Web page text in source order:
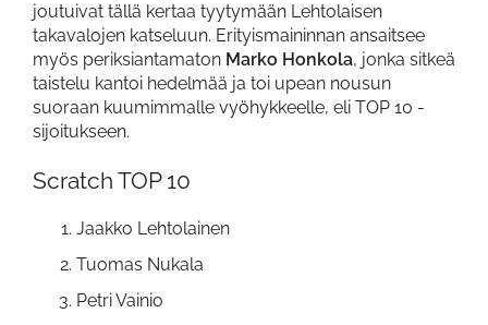
joutuivat tällä kertaa tyytymään Lehtolaisen
takavalojen katseluun. Erityismaininnan ansaitsee
myös periksiantamaton Marko Honkola, jonka sitkeä
taistelu kantoi hedelmää ja toi upean nousun
suoraan kuumimmalle vyöhykkeelle, eli TOP 10 -
sijoitukseen.
Scratch TOP 10
Jaakko Lehtolainen
Tuomas Nukala
Petri Vainio